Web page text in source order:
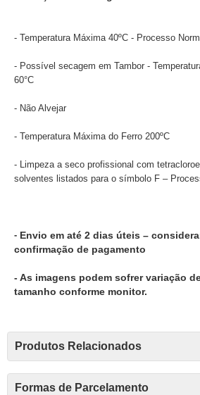
- Temperatura Máxima 40ºC - Processo
- Possível secagem em Tambor -
60°C
- Não Alvejar
- Temperatura Máxima do Ferro 200ºC
- Limpeza a seco profissional com
solventes listados para o símbolo F –
- Envio em até 2 dias úteis –
confirmação de pagamento
- As imagens podem sofrer variação
tamanho conforme monitor.
Produtos Relacionados
Formas de Parcelamento